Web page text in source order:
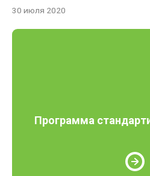
30 июля 2020
Программа